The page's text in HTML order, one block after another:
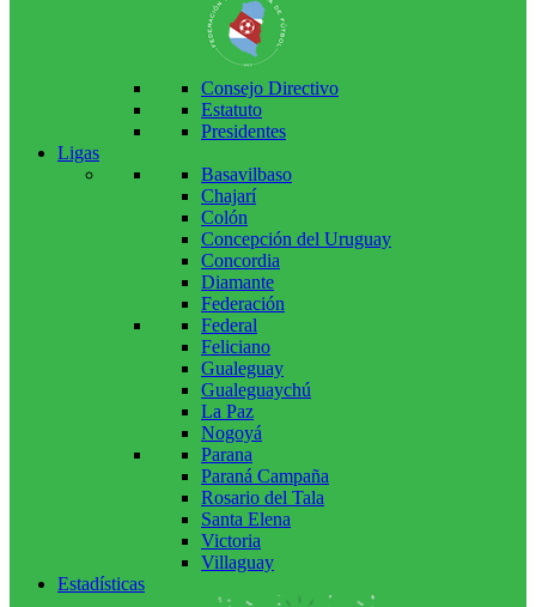
Consejo Directivo
Estatuto
Presidentes
Ligas
Basavilbaso
Chajarí
Colón
Concepción del Uruguay
Concordia
Diamante
Federación
Federal
Feliciano
Gualeguay
Gualeguaychú
La Paz
Nogoyá
Parana
Paraná Campaña
Rosario del Tala
Santa Elena
Victoria
Villaguay
Estadísticas